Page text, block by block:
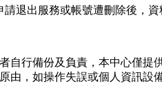
退出服務或帳號遭刪除後，資
自行備份及負責，本中心僅提
由，如操作失誤或個人資訊設